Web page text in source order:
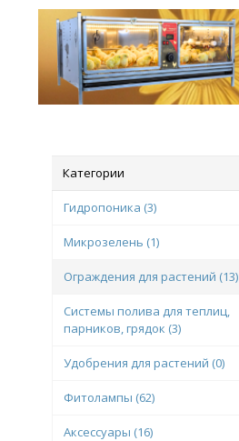
Категории
Гидропоника (3)
Микрозелень (1)
Ограждения для растений (13)
Системы полива для теплиц,
парников, грядок (3)
Удобрения для растений (0)
Фитолампы (62)
Аксессуары (16)